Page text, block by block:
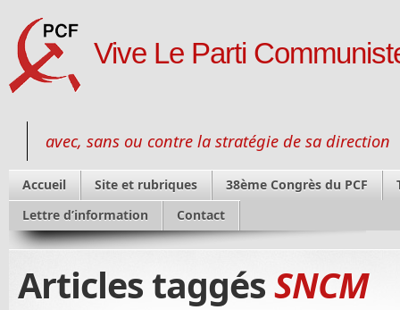
Vive Le Parti
avec, sans ou contre la stratégie de sa direction
Accueil Site et rubriques 38ème Congrès du PCF
Lettre d’information
Contact
Articles taggésSNCM